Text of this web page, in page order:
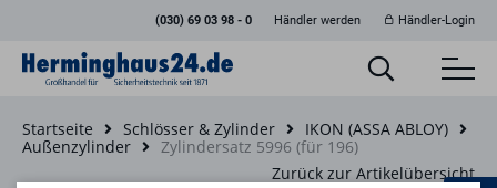
(030) 69 03 98 - 0 Händler werden Händler-Login
Startseite Schlösser & Zylinder
IKON (ASSA ABLOY)
Außenzylinder
Zylindersatz 5996 (für 196)
Zurück zur Artikelübersicht